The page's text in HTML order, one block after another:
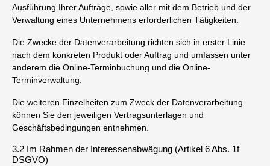
Ausführung Ihrer Aufträge, sowie aller mit dem Betrieb und der
Verwaltung eines Unternehmens erforderlichen Tätigkeiten.
Die Zwecke der Datenverarbeitung richten sich in erster Linie
nach dem konkreten Produkt oder Auftrag und umfassen unter
anderem die Online-Terminbuchung und die Online-
Terminverwaltung.
Die weiteren Einzelheiten zum Zweck der Datenverarbeitung
können Sie den jeweiligen Vertragsunterlagen und
Geschäftsbedingungen entnehmen.
3.2 Im Rahmen der Interessenabwägung (Artikel 6 Abs. 1f
DSGVO)